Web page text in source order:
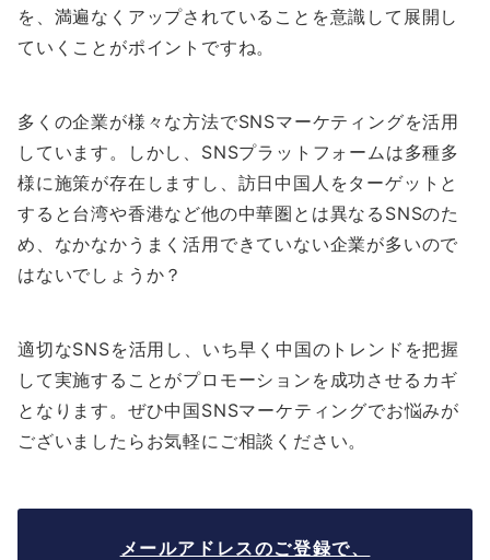
を、満遍なくアップされていることを意識して展開し
ていくことがポイントですね。
多くの企業が様々な方法でSNSマーケティングを活用
しています。しかし、SNSプラットフォームは多種多
様に施策が存在しますし、訪日中国人をターゲットと
すると台湾や香港など他の中華圏とは異なるSNSのた
め、なかなかうまく活用できていない企業が多いので
はないでしょうか？
適切なSNSを活用し、いち早く中国のトレンドを把握
して実施することがプロモーションを成功させるカギ
となります。ぜひ中国SNSマーケティングでお悩みが
ございましたらお気軽にご相談ください。
メールアドレスのご登録で、